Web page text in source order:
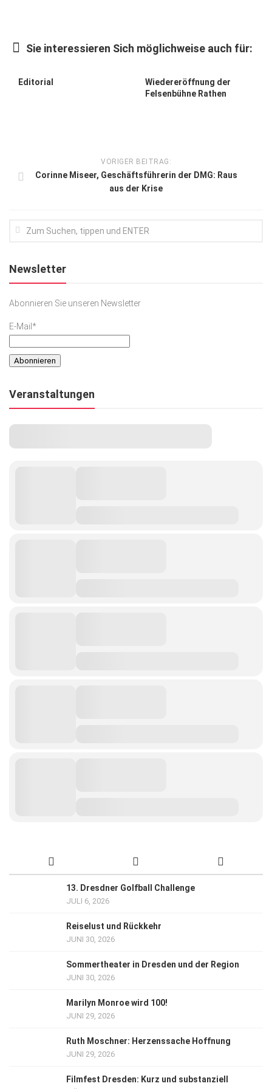
Lifestyle
Podcast
Sie interessieren Sich möglichweise auch für:
Editorial
Wiedereröffnung der
Felsenbühne Rathen
VORIGER BEITRAG:
Corinne Miseer, Geschäfts­führerin der DMG: Raus
aus der Krise
Newsletter
Abonnieren Sie unseren Newsletter
E-Mail*
Veranstaltungen
13. Dresdner Golfball Challenge
JULI 6, 2026
Reiselust und Rückkehr
JUNI 30, 2026
Sommertheater in Dresden und der Region
JUNI 30, 2026
Marilyn Monroe wird 100!
JUNI 29, 2026
Ruth Moschner: Herzenssache Hoffnung
JUNI 29, 2026
Filmfest Dresden: Kurz und substanziell